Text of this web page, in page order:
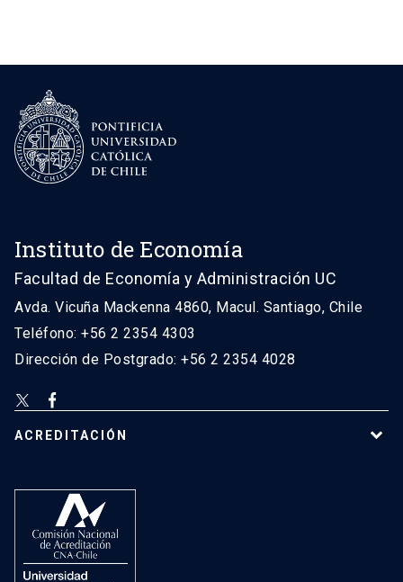
Instituto de Economía
Facultad de Economía y Administración UC
Avda. Vicuña Mackenna 4860, Macul. Santiago, Chile
Teléfono: +56 2 2354 4303
Dirección de Postgrado: +56 2 2354 4028
ACREDITACIÓN